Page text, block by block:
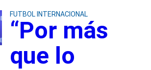
FUTBOL INTERNACIONAL
“Por más
que lo